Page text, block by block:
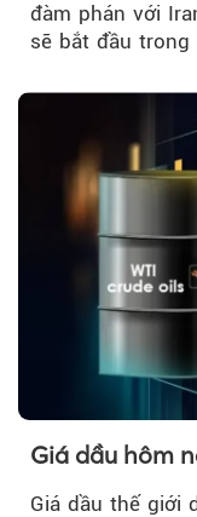
đàm phán với
sẽ bắt đầu trong
Giá dầu hôm
Giá dầu thế giới